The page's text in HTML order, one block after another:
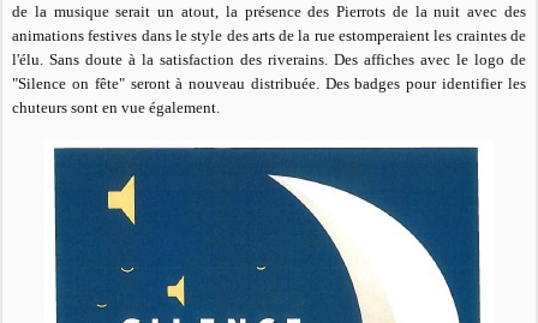
de la musique serait un atout, la présence des Pierrots de la nuit avec des
animations festives dans le style des arts de la rue estomperaient les craintes de
l'élu. Sans doute à la satisfaction des riverains. Des affiches avec le logo de
"Silence on fête" seront à nouveau distribuée. Des badges pour identifier les
chuteurs sont en vue également.